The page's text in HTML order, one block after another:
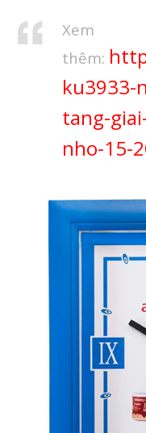
Xem
thêm:
ku3933-
tang-
nho-15-